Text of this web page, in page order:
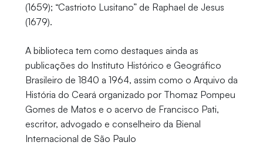
(1659); “Castrioto Lusitano” de Raphael de Jesus
(1679).
A biblioteca tem como destaques ainda as
publicações do Instituto Histórico e Geográfico
Brasileiro de 1840 a 1964, assim como o Arquivo da
História do Ceará organizado por Thomaz Pompeu
Gomes de Matos e o acervo de Francisco Pati,
escritor, advogado e conselheiro da Bienal
Internacional de São Paulo